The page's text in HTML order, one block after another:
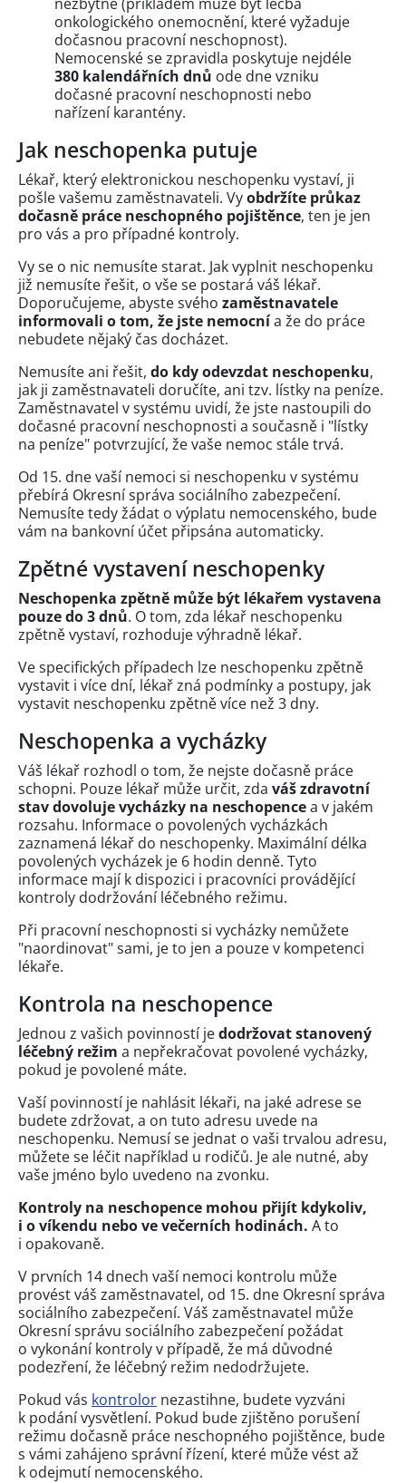
onkologického onemocnění, které vyžaduje
dočasnou pracovní neschopnost).
Nemocenské se zpravidla poskytuje nejdéle
380 kalendářních dnů ode dne vzniku
dočasné pracovní neschopnosti nebo
nařízení karantény.
Jak neschopenka putuje
Lékař, který elektronickou neschopenku vystaví, ji
pošle vašemu zaměstnavateli. Vyobdržíte průkaz
dočasně práce neschopného pojištěnce, ten je jen
pro vás a pro případné kontroly.
Vy se o nic nemusíte starat. Jak vyplnit neschopenku
již nemusíte řešit, o vše se postará váš lékař.
Doporučujeme, abyste svého zaměstnavatele
informovali o tom, že jste nemocnía že do práce
nebudete nějaký čas docházet.
Nemusíte ani řešit, do kdy odevzdat neschopenku,
jak ji zaměstnavateli doručíte, ani tzv. lístky na peníze.
Zaměstnavatel v systému uvidí, že jste nastoupili do
dočasné pracovní neschopnosti a současně i "lístky
na peníze" potvrzující, že vaše nemoc stále trvá.
Od 15. dne vaší nemoci si neschopenku v systému
přebírá Okresní správa sociálního zabezpečení.
Nemusíte tedy žádat o výplatu nemocenského, bude
vám na bankovní účet připsána automaticky.
Zpětné vystavení neschopenky
Neschopenka zpětně může být lékařem vystavena
pouze do 3 dnů. O tom, zda lékař neschopenku
zpětně vystaví, rozhoduje výhradně lékař.
Ve specifických případech lze neschopenku zpětně
vystavit i více dní, lékař zná podmínky a postupy, jak
vystavit neschopenku zpětně více než 3 dny.
Neschopenka a vycházky
Váš lékař rozhodl o tom, že nejste dočasně práce
schopni. Pouze lékař může určit, zda váš zdravotní
stav dovoluje vycházky na neschopencea v jakém
rozsahu. Informace o povolených vycházkách
zaznamená lékař do neschopenky. Maximální délka
povolených vycházek je 6 hodin denně. Tyto
informace mají k dispozici i pracovníci provádějící
kontroly dodržování léčebného režimu.
Při pracovní neschopnosti si vycházky nemůžete
"naordinovat" sami, je to jen a pouze v kompetenci
lékaře.
Kontrola na neschopence
Jednou z vašich povinností jedodržovat stanovený
léčebný režim a nepřekračovat povolené vycházky,
pokud je povolené máte.
Vaší povinností je nahlásit lékaři, na jaké adrese se
budete zdržovat, a on tuto adresu uvede na
neschopenku. Nemusí se jednat o vaši trvalou adresu,
můžete se léčit například u rodičů. Je ale nutné, aby
vaše jméno bylo uvedeno na zvonku.
Kontroly na neschopence mohou přijít kdykoliv,
i o víkendu nebo ve večerních hodinách. A to
i opakovaně.
V prvních 14 dnech vaší nemoci kontrolu může
provést váš zaměstnavatel, od 15. dne Okresní správa
sociálního zabezpečení. Váš zaměstnavatel může
Okresní správu sociálního zabezpečení požádat
o vykonání kontroly v případě, že má důvodné
podezření, že léčebný režim nedodržujete.
Pokud vás kontrolor nezastihne, budete vyzváni
k podání vysvětlení. Pokud bude zjištěno porušení
režimu dočasně práce neschopného pojištěnce, bude
s vámi zahájeno správní řízení, které může vést až
k odejmutí nemocenského.